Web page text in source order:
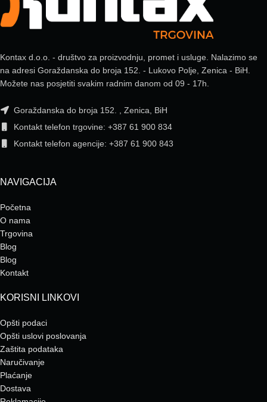
Kontax d.o.o. - društvo za proizvodnju, promet i usluge. Nalazimo se
na adresi Goraždanska do broja 152. - Lukovo Polje, Zenica - BiH.
Možete nas posjetiti svakim radnim danom od 09 - 17h.
Goraždanska do broja 152. , Zenica, BiH
Kontakt telefon trgovine: +387 61 900 834
Kontakt telefon agencije: +387 61 900 843
NAVIGACIJA
Početna
O nama
Trgovina
Blog
Blog
Kontakt
KORISNI LINKOVI
Opšti podaci
Opšti uslovi poslovanja
Zaštita podataka
Naručivanje
Plaćanje
Dostava